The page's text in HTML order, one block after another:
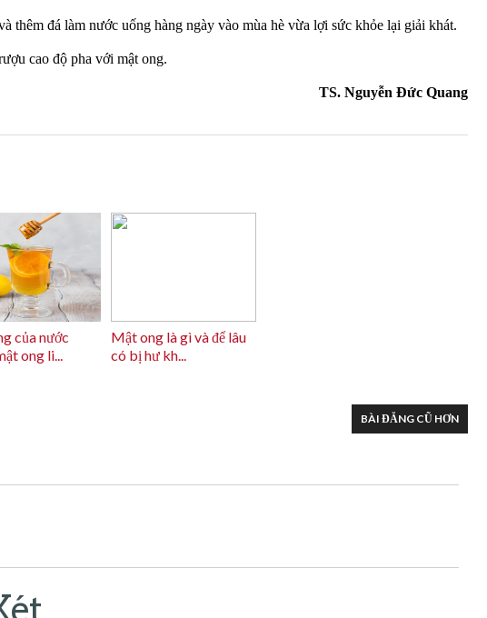
thêm đá làm nước uống hàng ngày vào mùa hè vừa lợi sức khỏe lại giải khát.
cao độ pha với mật ong.
TS. Nguyễn Đức Quang
của nước
ong li...
Mật ong là gì và để lâu
có bị hư kh...
BÀI ĐĂNG CŨ HƠN